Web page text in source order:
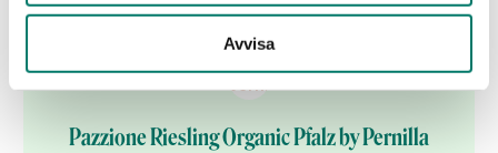
Avvisa
Pazzione Riesling Organic Pfalz by Pernilla